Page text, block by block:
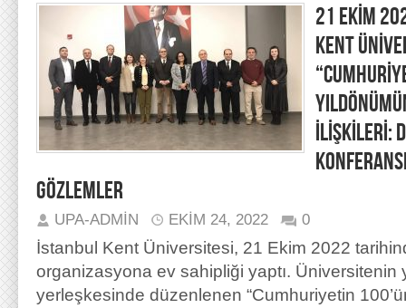
21 EKİM
KENT
İLİŞKİLERİ:
GÖZLEMLER
UPA-ADMIN EKIM 24, 2022 0
İstanbul Kent Üniversitesi, 21 Ekim 2022
organizasyona ev sahipliği yaptı. Üniversitenin
yerleşkesinde düzenlenen “Cumhuriyetin